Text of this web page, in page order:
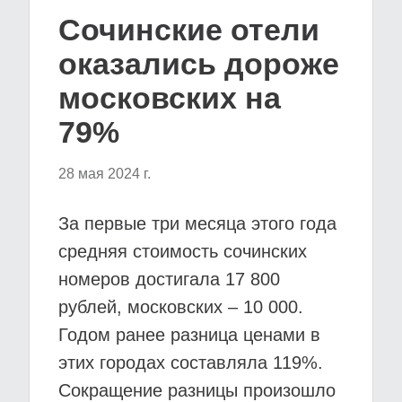
Сочинские отели
оказались дороже
московских на
79%
28 мая 2024 г.
За первые три месяца этого года
средняя стоимость сочинских
номеров достигала 17 800
рублей, московских – 10 000.
Годом ранее разница ценами в
этих городах составляла 119%.
Сокращение разницы произошло